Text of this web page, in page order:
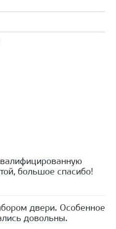
большое спасибо!
двери. Особенное
довольны.